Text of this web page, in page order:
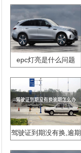
epc灯亮是什么问题
驾驶证到期没有换,逾期